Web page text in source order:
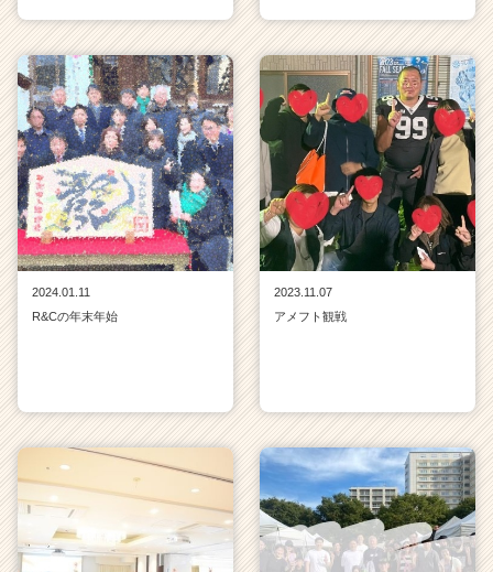
2024.01.11
R&Cの年末年始
2023.11.07
アメフト観戦